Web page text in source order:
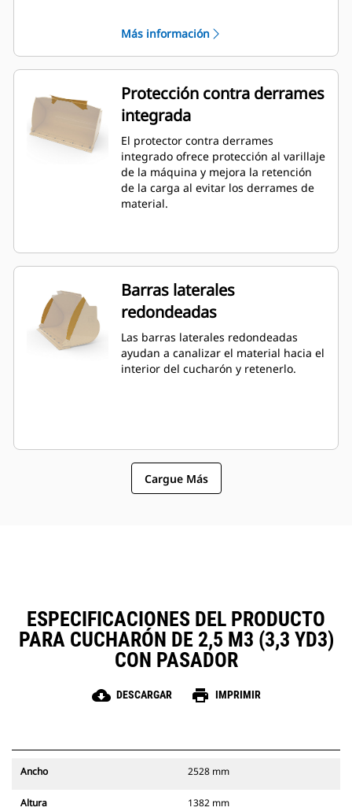
almacenamiento y desde bancos.
Están diseñados para fuerzas de
desprendimiento y condiciones de
abrasión estándar. Ideal para
aplicaciones de arrastre en retroceso
y nivelación. El factor de llenado de
los cucharones de la Serie
Performance puede llegar a un 115 %
por sobre la capacidad especificada.
Más información
Protección contra derrames
integrada
El protector contra derrames
integrado ofrece protección al varillaje
de la máquina y mejora la retención
de la carga al evitar los derrames de
material.
Barras laterales
redondeadas
Las barras laterales redondeadas
ayudan a canalizar el material hacia el
interior del cucharón y retenerlo.
Cargue Más
ESPECIFICACIONES DEL PRODUCTO
PARA CUCHARÓN DE 2,5 M3 (3,3 YD3)
CON PASADOR
cloud_download DESCARGAR print IMPRIMIR
Ancho 2528 mm
Altura 1382 mm